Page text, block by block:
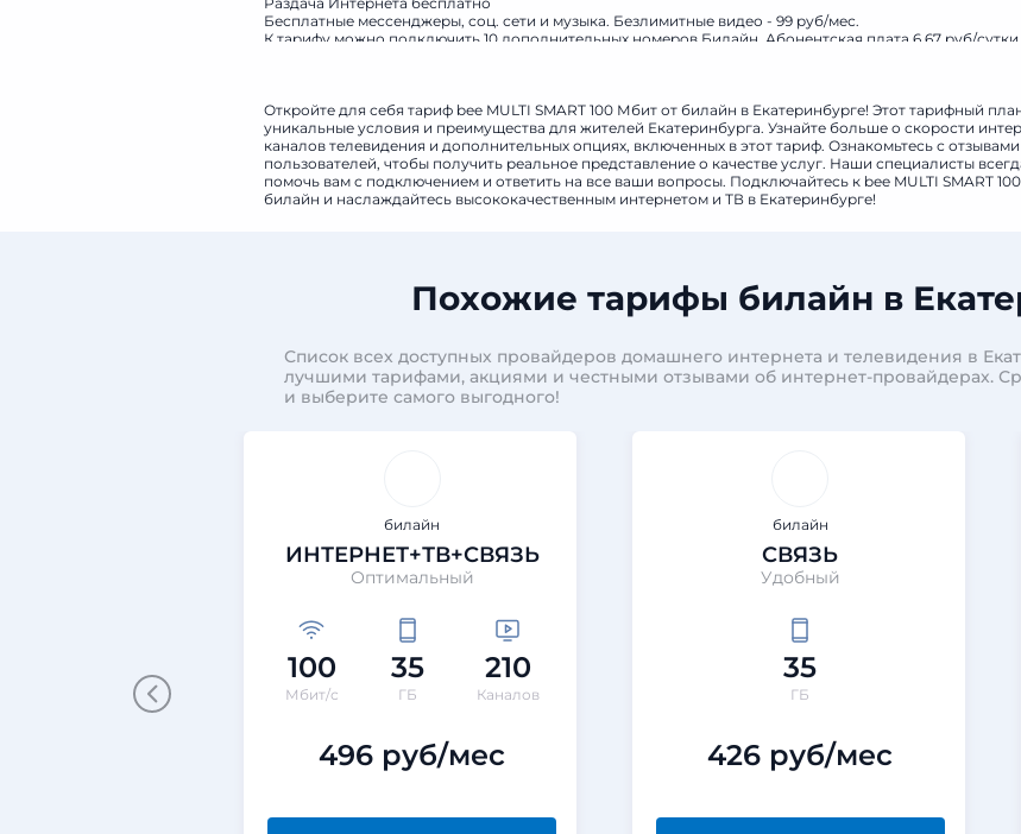
Бесплатные мессенджеры, соц. сети и музыка. Безлимитные видео - 99 руб/мес.
К тарифу можно подключить 10 дополнительных номеров Билайн. Абонентская плата 6,67 руб/
Откройте для себя тариф bee MULTI SMART 100 Мбит от билайн в Екатеринбурге! Этот тарифный
уникальные условия и преимущества для жителей Екатеринбурга. Узнайте больше о скорости
каналов телевидения и дополнительных опциях, включенных в этот тариф. Ознакомьтесь с отзывами
пользователей, чтобы получить реальное представление о качестве услуг. Наши специалисты
помочь вам с подключением и ответить на все ваши вопросы. Подключайтесь к bee MULTI SMART
билайн и наслаждайтесь высококачественным интернетом и ТВ в Екатеринбурге!
Похожие тарифы билайн в
Список всех доступных провайдеров домашнего интернета и телевидения в
лучшими тарифами, акциями и честными отзывами об интернет-провайдерах.
и выберите самого выгодного!
билайн
ИНТЕРНЕТ+ТВ+СВЯЗЬ
Оптимальный
100
Мбит/с
35
ГБ
210
Каналов
496 руб/мес
билайн
СВЯЗЬ
Удобный
35
ГБ
426 руб/мес